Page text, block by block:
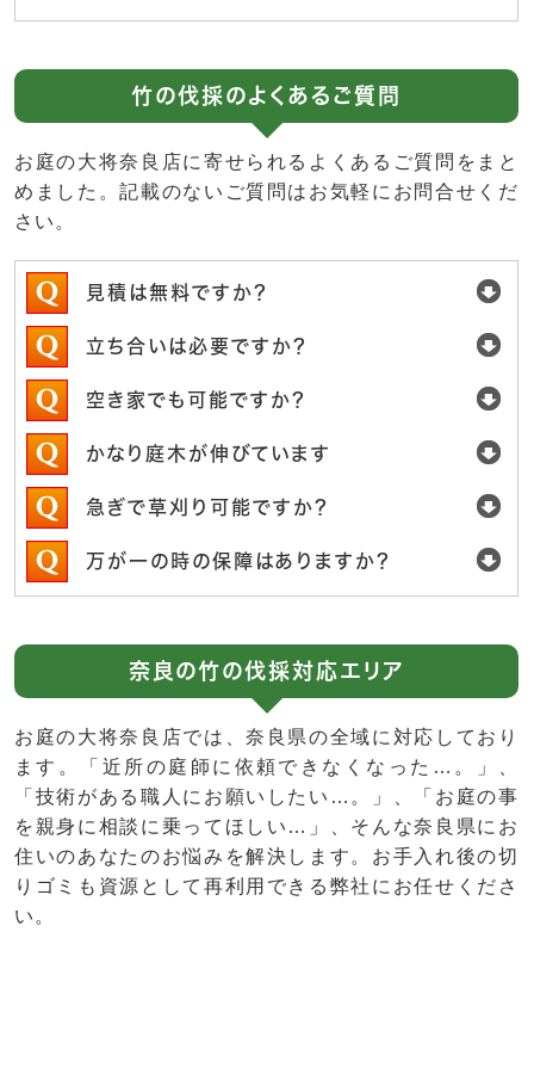
竹の伐採のよくあるご質問
お庭の大将奈良店に寄せられるよくあるご質問をまと
めました。記載のないご質問はお気軽にお問合せくだ
さい。
見積は無料ですか？
立ち合いは必要ですか？
空き家でも可能ですか？
かなり庭木が伸びています
急ぎで草刈り可能ですか？
万が一の時の保障はありますか？
奈良の竹の伐採対応エリア
お庭の大将奈良店では、奈良県の全域に対応しており
ます。「近所の庭師に依頼できなくなった…。」、
「技術がある職人にお願いしたい…。」、「お庭の事
を親身に相談に乗ってほしい…」、そんな奈良県にお
住いのあなたのお悩みを解決します。お手入れ後の切
りゴミも資源として再利用できる弊社にお任せくださ
い。